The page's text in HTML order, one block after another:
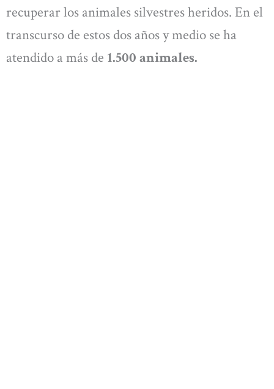
recuperar los animales silvestres heridos. En el
transcurso de estos dos años y medio se ha
atendido a más de 1.500 animales.